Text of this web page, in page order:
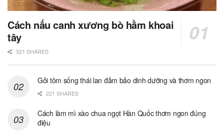
Cách nấu canh xương bò hầm khoai
tây
321 SHARES
Gỏi tôm sống thái lan đảm bảo dinh dưỡng và thơm ngon
221 SHARES
Cách làm mì xào chua ngọt Hàn Quốc thơm ngon đúng
điệu